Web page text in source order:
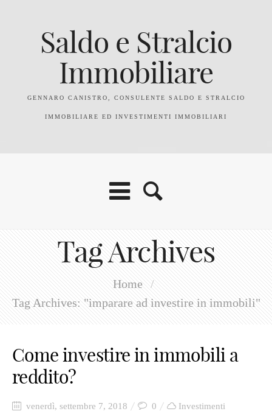
Saldo e Stralcio
Immobiliare
GENNARO CANISTRO, CONSULENTE SALDO E STRALCIO
IMMOBILIARE ED INVESTIMENTI IMMOBILIARI
Home
Presentazione
Tag Archives
Home /
Tag Archives: "imparare ad investire in immobili"
Come investire in immobili a
reddito?
venerdì, settembre 7, 2018 0
Investimenti